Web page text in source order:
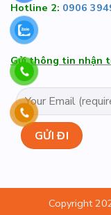
Hotline 2: 0906
Gửi thông tin nhận
Copyright